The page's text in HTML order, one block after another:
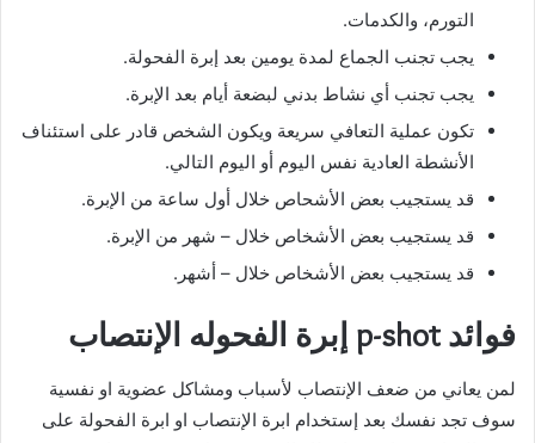
التورم، والكدمات.
يجب تجنب الجماع لمدة يومين بعد إبرة الفحولة.
يجب تجنب أي نشاط بدني لبضعة أيام بعد الإبرة.
تكون عملية التعافي سريعة ويكون الشخص قادر على استئناف
الأنشطة العادية نفس اليوم أو اليوم التالي.
قد يستجيب بعض الأشحاص خلال أول ساعة من الإبرة.
قد يستجيب بعض الأشخاص خلال – شهر من الإبرة.
قد يستجيب بعض الأشخاص خلال – أشهر.
فوائد p-shot إبرة الفحوله الإنتصاب
لمن يعاني من ضعف الإنتصاب لأسباب ومشاكل عضوية او نفسية
سوف تجد نفسك بعد إستخدام ابرة الإنتصاب او ابرة الفحولة على